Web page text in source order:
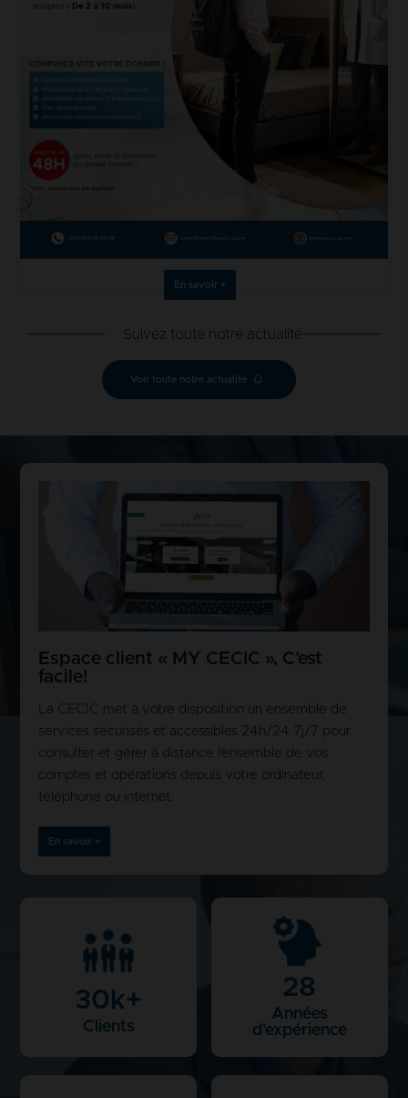
En savoir +
Suivez toute notre actualité
Voir toute notre actualité
Espace client « MY CECIC », C’est
facile!
La CECIC met à votre disposition un ensemble de
services sécurisés et accessibles 24h/24 7j/7 pour
consulter et gérer à distance l’ensemble de vos
comptes et opérations depuis votre ordinateur,
téléphone ou internet.
En savoir +
30 k+
Clients
28
Années
d'expérience